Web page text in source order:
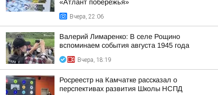
«Атлант побережья»
Вчера, 22:06
Валерий Лимаренко: В селе Рощино
вспоминаем события августа 1945 года
Вчера, 18:19
Росреестр на Камчатке рассказал о
перспективах развития Школы НСПД